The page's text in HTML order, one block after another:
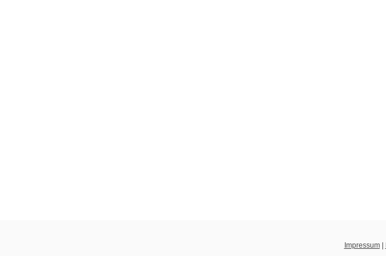
Impressum|